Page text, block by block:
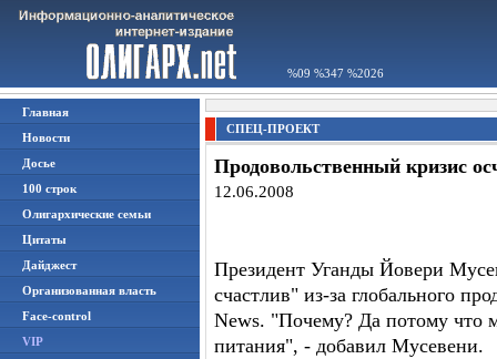
%09 %347 %2026
Главная
Новости
Досье
100 строк
Олигархические семьи
Цитаты
Дайджест
Организованная власть
Face-control
VIP
СПЕЦ-ПРОЕКТ
Продовольственный кризис
12.06.2008
Президент Уганды Йовери
счастлив" из-за глобального
News. "Почему? Да потому что
питания", - добавил Мусевени.